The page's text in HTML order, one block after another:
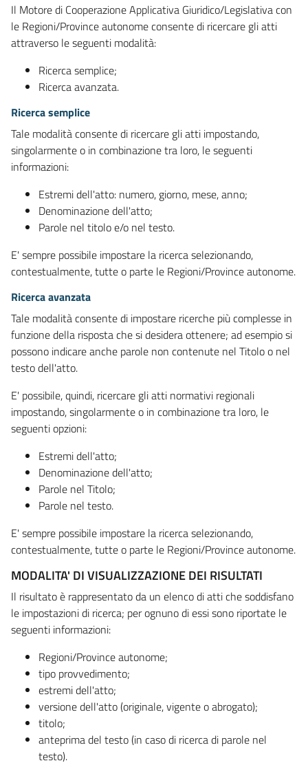
Il Motore di Cooperazione Applicativa Giuridico/Legislativa con
le Regioni/Province autonome consente di ricercare gli atti
attraverso le seguenti modalità:
Ricerca semplice;
Ricerca avanzata.
Ricerca semplice
Tale modalità consente di ricercare gli atti impostando,
singolarmente o in combinazione tra loro, le seguenti
informazioni:
Estremi dell'atto: numero, giorno, mese, anno;
Denominazione dell'atto;
Parole nel titolo e/o nel testo.
E' sempre possibile impostare la ricerca selezionando,
contestualmente, tutte o parte le Regioni/Province autonome.
Ricerca avanzata
Tale modalità consente di impostare ricerche più complesse in
funzione della risposta che si desidera ottenere; ad esempio si
possono indicare anche parole non contenute nel Titolo o nel
testo dell'atto.
E' possibile, quindi, ricercare gli atti normativi regionali
impostando, singolarmente o in combinazione tra loro, le
seguenti opzioni:
Estremi dell'atto;
Denominazione dell'atto;
Parole nel Titolo;
Parole nel testo.
E' sempre possibile impostare la ricerca selezionando,
contestualmente, tutte o parte le Regioni/Province autonome.
MODALITA' DI VISUALIZZAZIONE DEI RISULTATI
Il risultato è rappresentato da un elenco di atti che soddisfano
le impostazioni di ricerca; per ognuno di essi sono riportate le
seguenti informazioni:
Regioni/Province autonome;
tipo provvedimento;
estremi dell'atto;
versione dell'atto (originale, vigente o abrogato);
titolo;
anteprima del testo (in caso di ricerca di parole nel
testo).